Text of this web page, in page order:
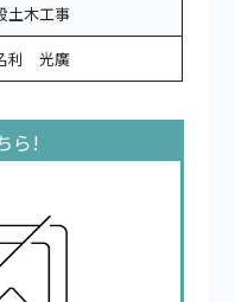
土木工事
利 光廣